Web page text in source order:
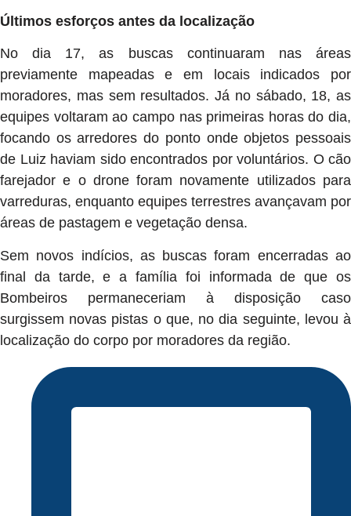
Últimos esforços antes da localização
No dia 17, as buscas continuaram nas áreas
previamente mapeadas e em locais indicados por
moradores, mas sem resultados. Já no sábado, 18, as
equipes voltaram ao campo nas primeiras horas do dia,
focando os arredores do ponto onde objetos pessoais
de Luiz haviam sido encontrados por voluntários. O cão
farejador e o drone foram novamente utilizados para
varreduras, enquanto equipes terrestres avançavam por
áreas de pastagem e vegetação densa.
Sem novos indícios, as buscas foram encerradas ao
final da tarde, e a família foi informada de que os
Bombeiros permaneceriam à disposição caso
surgissem novas pistas o que, no dia seguinte, levou à
localização do corpo por moradores da região.